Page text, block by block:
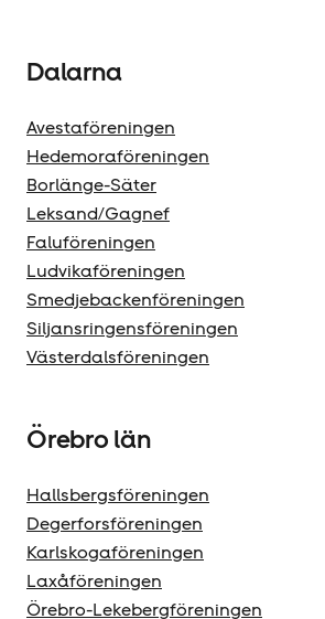
Dalarna
Avestaföreningen
Hedemoraföreningen
Borlänge-Säter
Leksand/Gagnef
Faluföreningen
Ludvikaföreningen
Smedjebackenföreningen
Siljansringensföreningen
Västerdalsföreningen
Örebro län
Hallsbergsföreningen
Degerforsföreningen
Karlskogaföreningen
Laxåföreningen
Örebro-Lekebergföreningen